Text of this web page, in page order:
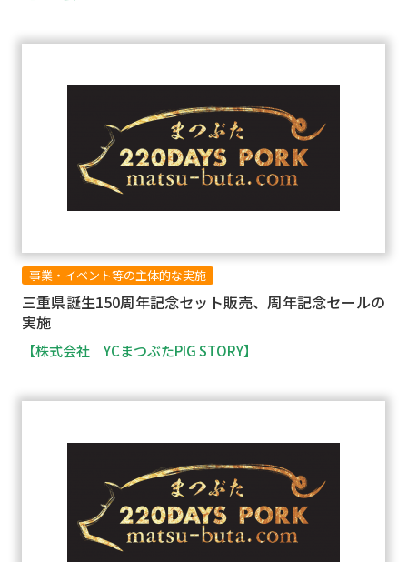
事業・イベント等の主体的な実施
三重県誕生150周年記念セット販売、周年記念セールの
実施
【株式会社 YCまつぶたPIG STORY】